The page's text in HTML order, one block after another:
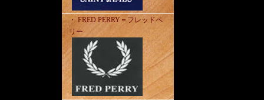
・ FRED PERRY＝フレッドペ
リー